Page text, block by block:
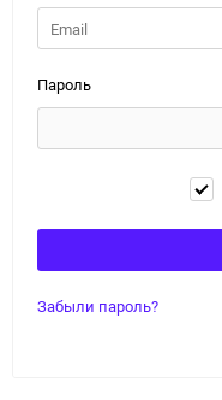
Пароль
Забыли пароль?